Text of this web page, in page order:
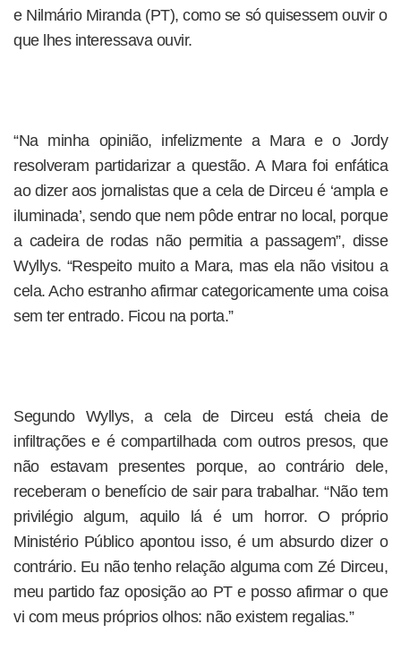
e Nilmário Miranda (PT), como se só quisessem ouvir o
que lhes interessava ouvir.
“Na minha opinião, infelizmente a Mara e o Jordy
resolveram partidarizar a questão. A Mara foi enfática
ao dizer aos jornalistas que a cela de Dirceu é ‘ampla e
iluminada’, sendo que nem pôde entrar no local, porque
a cadeira de rodas não permitia a passagem”, disse
Wyllys. “Respeito muito a Mara, mas ela não visitou a
cela. Acho estranho afirmar categoricamente uma coisa
sem ter entrado. Ficou na porta.”
Segundo Wyllys, a cela de Dirceu está cheia de
infiltrações e é compartilhada com outros presos, que
não estavam presentes porque, ao contrário dele,
receberam o benefício de sair para trabalhar. “Não tem
privilégio algum, aquilo lá é um horror. O próprio
Ministério Público apontou isso, é um absurdo dizer o
contrário. Eu não tenho relação alguma com Zé Dirceu,
meu partido faz oposição ao PT e posso afirmar o que
vi com meus próprios olhos: não existem regalias.”